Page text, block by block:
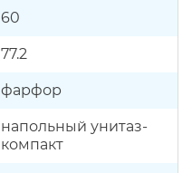
60
77.2
фарфор
напольный унитаз-
компакт